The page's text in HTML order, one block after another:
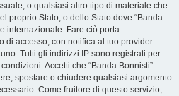
o qualsiasi altro tipo di materiale che
proprio Stato, o dello Stato dove “Banda
internazionale. Fare ciò porta
di accesso, con notifica al tuo provider
Tutti gli indirizzi IP sono registrati per
Accetti che “Banda Bonnisti”
spostare o chiudere qualsiasi argomento
Come fruitore di questo servizio,